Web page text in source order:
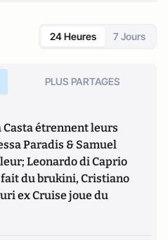
24 Heures 7 Jours
PLUS PARTAGES
étrennent leurs
Paradis & Samuel
Leonardo di Caprio
du brukini, Cristiano
ex Cruise joue du